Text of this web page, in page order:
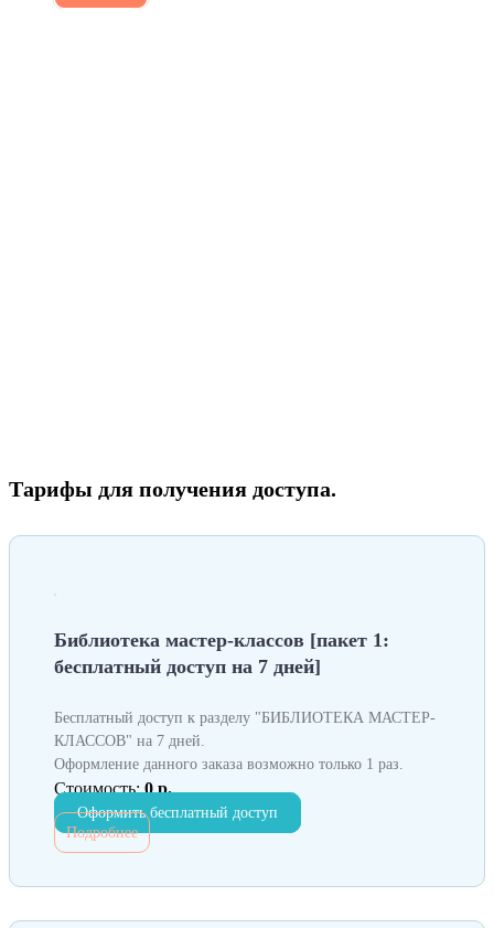
Тарифы для получения доступа.
Библиотека мастер-классов [пакет 1:
бесплатный доступ на 7 дней]
Бесплатный доступ к разделу "БИБЛИОТЕКА МАСТЕР-
КЛАССОВ" на 7 дней.
Оформление данного заказа возможно только 1 раз.
Стоимость: 0 р.
Оформить бесплатный доступ
Подробнее